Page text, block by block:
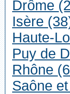
Drôme
Isère
Haute-
Puy de
Rhône
Saône